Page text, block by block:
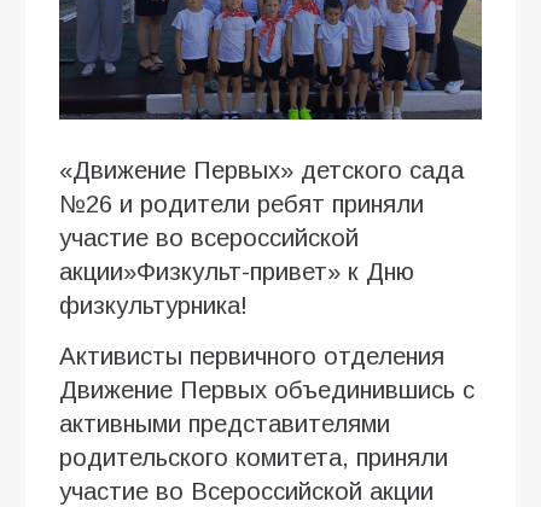
«Движение Первых» детского сада
№26 и родители ребят приняли
участие во всероссийской
акции»Физкульт-привет» к Дню
физкультурника!
Активисты первичного отделения
Движение Первых объединившись с
активными представителями
родительского комитета, приняли
участие во Всероссийской акции